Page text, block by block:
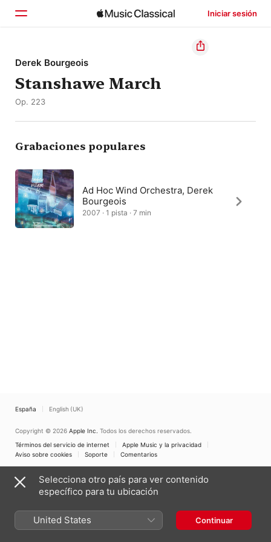
Iniciar sesión
Inicio
Explorar
Derek Bourgeois
Stanshawe March
Op. 223
Grabaciones populares
Ad Hoc Wind Orchestra, Derek
Bourgeois
2007 · 1 pista · 7 min
España English (UK)
Copyright © 2026 Apple Inc. Todos los derechos reservados.
Términos del servicio de internet
Apple Music y la privacidad
Aviso sobre cookies
Soporte Comentarios
Selecciona otro país para ver contenido
específico para tu ubicación
United States Continuar